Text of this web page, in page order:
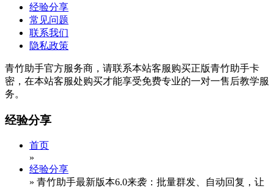
经验分享
常见问题
联系我们
隐私政策
青竹助手官方服务商，请联系本站客服购买正版青竹助手卡
密，在本站客服处购买才能享受免费专业的一对一售后教学服
务。
经验分享
首页
»
经验分享
» 青竹助手最新版本6.0来袭：批量群发、自动回复，让